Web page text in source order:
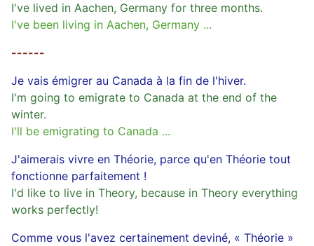
I've lived in Aachen, Germany for three months.
I've been living in Aachen, Germany ...
------
Je vais émigrer au Canada à la fin de l'hiver.
I'm going to emigrate to Canada at the end of the
winter.
I'll be emigrating to Canada ...
J'aimerais vivre en Théorie, parce qu'en Théorie tout
fonctionne parfaitement !
I'd like to live in Theory, because in Theory everything
works perfectly!
Comme vous l'avez certainement deviné, « Théorie »